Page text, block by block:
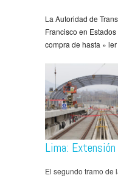
La Autoridad de
Francisco en
compra de hasta »
Lima:
El segundo tramo de